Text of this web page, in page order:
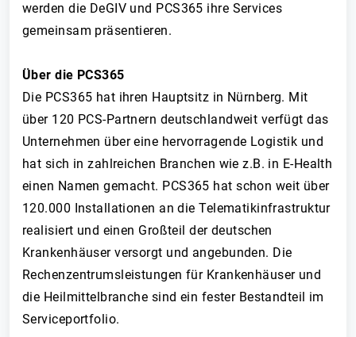
werden die DeGIV und PCS365 ihre Services
gemeinsam präsentieren.
Über die PCS365
Die PCS365 hat ihren Hauptsitz in Nürnberg. Mit
über 120 PCS-Partnern deutschlandweit verfügt das
Unternehmen über eine hervorragende Logistik und
hat sich in zahlreichen Branchen wie z.B. in E-Health
einen Namen gemacht. PCS365 hat schon weit über
120.000 Installationen an die Telematikinfrastruktur
realisiert und einen Großteil der deutschen
Krankenhäuser versorgt und angebunden. Die
Rechenzentrumsleistungen für Krankenhäuser und
die Heilmittelbranche sind ein fester Bestandteil im
Serviceportfolio.